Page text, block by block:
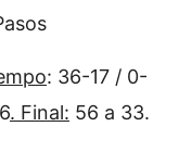
: 36-17 / 0-
. Final: 56 a 33.